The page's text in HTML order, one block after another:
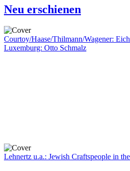
Neu erschienen
Courtoy/Haase/Thilmann/Wagener:
Luxemburg: Otto Schmalz
Lehnertz u.a.: Jewish Craftspeople in